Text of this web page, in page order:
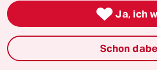
Live im Stream
Vergangene
 Ja, ich
Schon